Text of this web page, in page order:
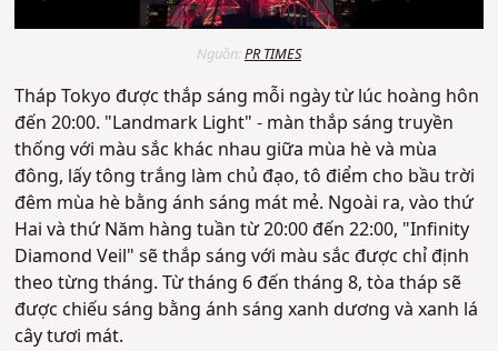
Nguồn:PR TIMES
Tháp Tokyo được thắp sáng mỗi ngày từ lúc hoàng hôn
đến 20:00. "Landmark Light" - màn thắp sáng truyền
thống với màu sắc khác nhau giữa mùa hè và mùa
đông, lấy tông trắng làm chủ đạo, tô điểm cho bầu trời
đêm mùa hè bằng ánh sáng mát mẻ. Ngoài ra, vào thứ
Hai và thứ Năm hàng tuần từ 20:00 đến 22:00, "Infinity
Diamond Veil" sẽ thắp sáng với màu sắc được chỉ định
theo từng tháng. Từ tháng 6 đến tháng 8, tòa tháp sẽ
được chiếu sáng bằng ánh sáng xanh dương và xanh lá
cây tươi mát.